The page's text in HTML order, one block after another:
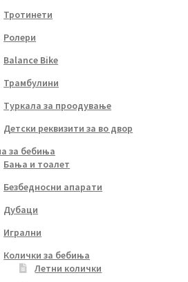
Тротинети
Ролери
Balance Bike
Трамбулини
Туркала за проодување
Детски реквизити за во двор
за бебиња
Бања и тоалет
Безбедносни апарати
Дубаци
Игрални
Колички за бебиња
Летни колички